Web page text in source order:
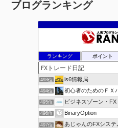
カ
ブログランキング
ランキング ポイント
493位 is6情報局
494位 初心者のためのＦＸバイ
495位 ビジネスゾーン・FX
496位 BinaryOption
497位 あじゃんのFXシステ